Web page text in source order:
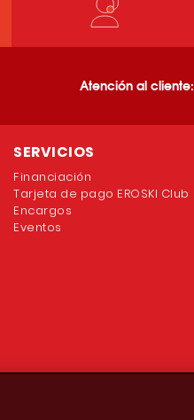
Atención al cliente:
SERVICIOS
Financiación
Tarjeta de pago EROSKI Club
Encargos
Eventos